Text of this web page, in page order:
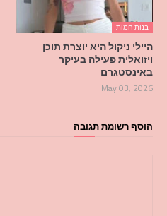
בנות חמות
היילי ניקול היא יוצרת תוכן
ויזואלית פעילה בעיקר
באינסטגרם
May 03, 2026
הוסף רשומת תגובה